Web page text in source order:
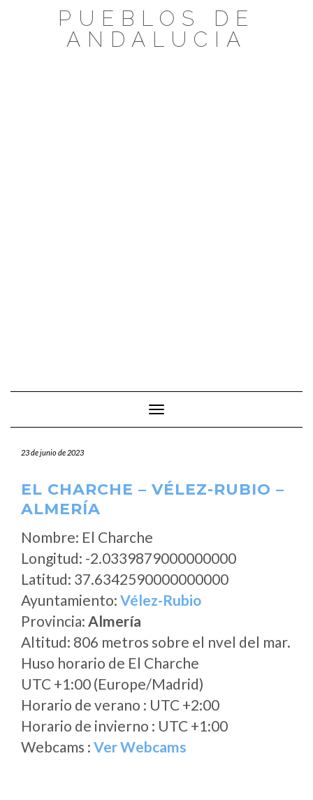
PUEBLOS DE
ANDALUCIA
Cambiar modo de navegación
23 de junio de 2023
EL CHARCHE – VÉLEZ-RUBIO –
ALMERÍA
Nombre: El Charche
Longitud: -2.0339879000000000
Latitud: 37.6342590000000000
Ayuntamiento: Vélez-Rubio
Provincia: Almería
Altitud: 806 metros sobre el nvel del mar.
Huso horario de El Charche
UTC +1:00 (Europe/Madrid)
Horario de verano : UTC +2:00
Horario de invierno : UTC +1:00
Webcams : Ver Webcams